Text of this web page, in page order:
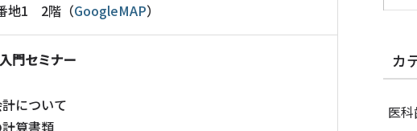
地1 2階（GoogleMAP）
門セミナー
について
算書類
カ
医